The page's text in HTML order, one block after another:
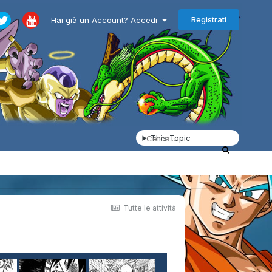
Hai già un Account? Accedi Registrati
This Topic
Tutte le attività